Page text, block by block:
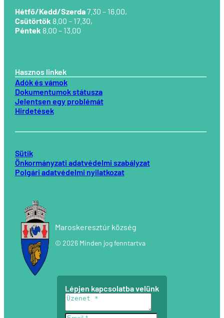
Hétfő/Kedd/Szerda7.30 – 16.00,
Csütörtök 8.00 – 17.30,
Péntek 8.00 – 13.00
Hasznos linkek
Adók és vámok
Dokumentumok státusza
Jelentsen egy problémát
Hirdetések
Maroskeresztúr község
© 2026 Minden jog fenntartva
Sütik
Önkormányzati adatvédelmi szabályzat
Polgári adatvédelmi nyilatkozat
Lépjen kapcsolatba velünk